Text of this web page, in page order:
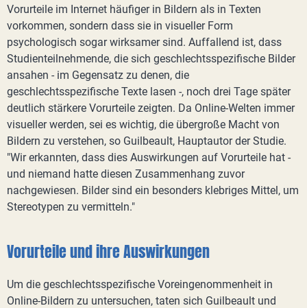
Vorurteile im Internet häufiger in Bildern als in Texten
vorkommen, sondern dass sie in visueller Form
psychologisch sogar wirksamer sind. Auffallend ist, dass
Studienteilnehmende, die sich geschlechtsspezifische Bilder
ansahen - im Gegensatz zu denen, die
geschlechtsspezifische Texte lasen -, noch drei Tage später
deutlich stärkere Vorurteile zeigten. Da Online-Welten immer
visueller werden, sei es wichtig, die übergroße Macht von
Bildern zu verstehen, so Guilbeault, Hauptautor der Studie.
"Wir erkannten, dass dies Auswirkungen auf Vorurteile hat -
und niemand hatte diesen Zusammenhang zuvor
nachgewiesen. Bilder sind ein besonders klebriges Mittel, um
Stereotypen zu vermitteln."
Vorurteile und ihre Auswirkungen
Um die geschlechtsspezifische Voreingenommenheit in
Online-Bildern zu untersuchen, taten sich Guilbeault und